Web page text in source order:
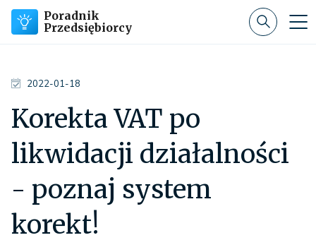
Poradnik
Przedsiębiorcy
2022-01-18
Korekta VAT po
likwidacji działalności
- poznaj system
korekt!